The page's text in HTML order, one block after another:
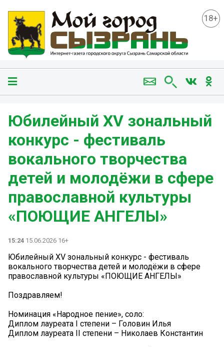
18+
Юбилейный XV зональный
конкурс - фестиваль
вокального творчества
детей и молодёжи в сфере
православной культуры️
«ПОЮЩИЕ АНГЕЛЫ»️
15:24 15.06.2026 16+
Юбилейный XV зональный конкурс - фестиваль
вокального творчества детей и молодёжи в сфере
православной культуры️ «ПОЮЩИЕ АНГЕЛЫ»️
Поздравляем!
Номинация «Народное пение», соло:
Диплом лауреата I степени – Головин Илья
Диплом лауреата II степени – Николаев Константин